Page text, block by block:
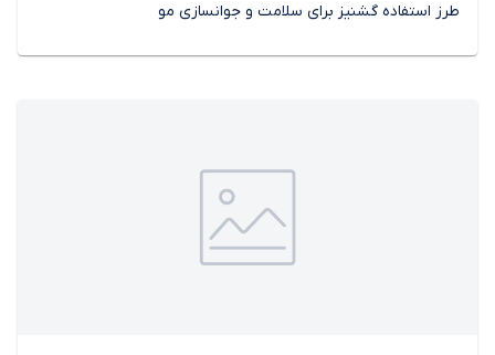
طرز استفاده گشنیز برای سلامت و جوانسازی مو